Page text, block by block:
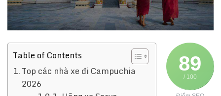
89
/ 100
Table of Contents
Top các nhà xe đi Campuchia
2026